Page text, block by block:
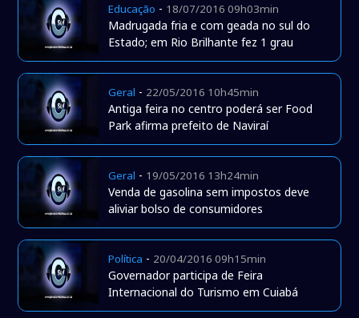
Educação - 18/07/2016 09h03min
Madrugada fria e com geada no sul do
Estado; em Rio Brilhante fez 1 grau
Geral - 22/05/2016 10h45min
Antiga feira no centro poderá ser Food
Park afirma prefeito de Naviraí
Geral - 19/05/2016 13h24min
Venda de gasolina sem impostos deve
aliviar bolso de consumidores
Política - 20/04/2016 09h15min
Governador participa de Feira
Internacional do Turismo em Cuiabá